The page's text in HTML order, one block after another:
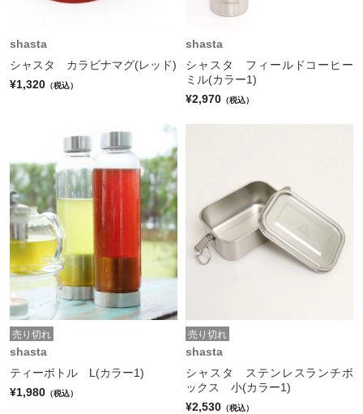
shasta
シャスタ カラビナマグ(レッド)
¥1,320 （税込）
shasta
シャスタ フィールドコーヒー
ミル(カラー1)
¥2,970 （税込）
売り切れ
shasta
ティーボトル L(カラー1)
¥1,980 （税込）
売り切れ
shasta
シャスタ ステンレスランチボ
ックス 小(カラー1)
¥2,530 （税込）